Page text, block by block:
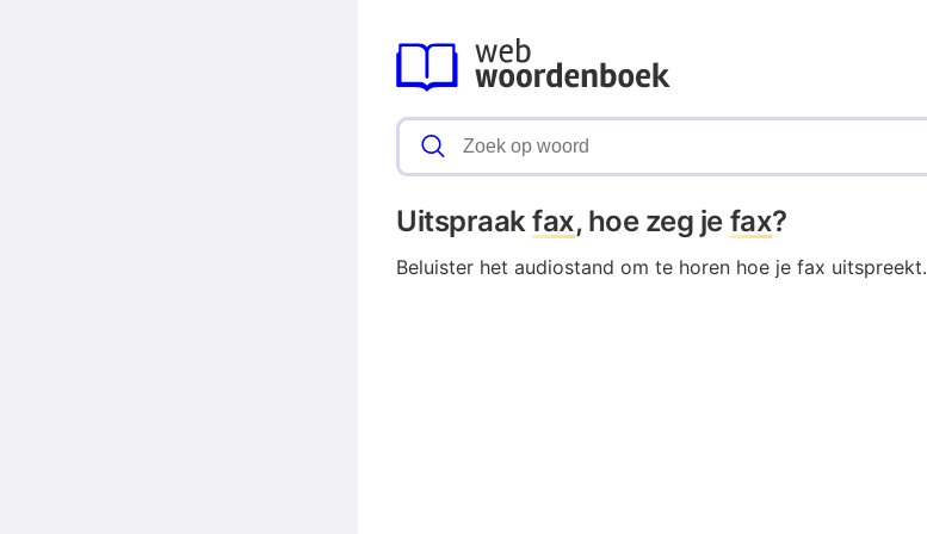
Uitspraakfax, hoe zeg je fax?
Beluister het audiostand om te horen hoe je fax uitspreekt.